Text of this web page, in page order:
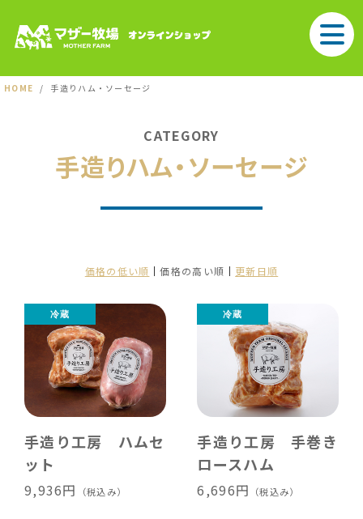
HOME 手造りハム・ソーセージ
CATEGORY
手造りハム・ソーセージ
価格の低い順 価格の高い順 更新日順
手造り工房 ハムセ
ット
9,936円 （税込み）
手造り工房 手巻き
ロースハム
6,696円 （税込み）